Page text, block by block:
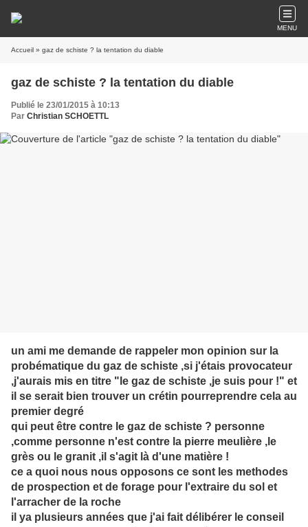
MENU
Accueil » gaz de schiste ? la tentation du diable
gaz de schiste ? la tentation du diable
Publié le 23/01/2015 à 10:13
Par Christian SCHOETTL
un ami me demande de rappeler mon opinion sur la
probématique du gaz de schiste ,si j'étais provocateur
,j'aurais mis en titre "le gaz de schiste ,je suis pour !" et
il se serait bien trouver un crétin pourreprendre cela au
premier degré
qui peut être contre le gaz de schiste ? personne
,comme personne n'est contre la pierre meulière ,le
grès ou le granit ,il s'agit là d'une matière !
ce a quoi nous nous opposons ce sont les methodes
de prospection et de forage pour l'extraire du sol et
l'arracher de la roche
il ya plusieurs années que j'ai fait délibérer le conseil